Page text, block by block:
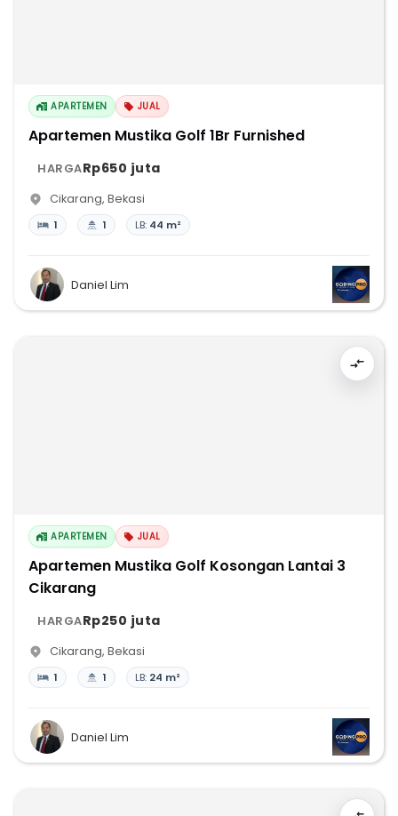
APARTEMEN JUAL
Apartemen Mustika Golf 1Br Furnished
HARGARp650 juta
Cikarang, Bekasi
1 1 LB: 44 m²
Daniel Lim
APARTEMEN JUAL
Apartemen Mustika Golf Kosongan Lantai 3
Cikarang
HARGARp250 juta
Cikarang, Bekasi
1 1 LB: 24 m²
Daniel Lim